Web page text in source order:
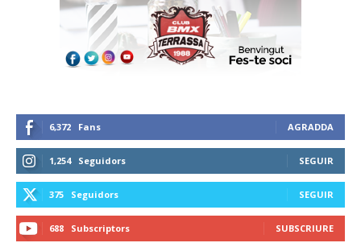
6,372 Fans AGRADDA
1,254 Seguidors SEGUIR
375 Seguidors SEGUIR
688 Subscriptors SUBSCRIURE